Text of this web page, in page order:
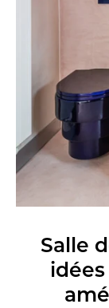
Salle